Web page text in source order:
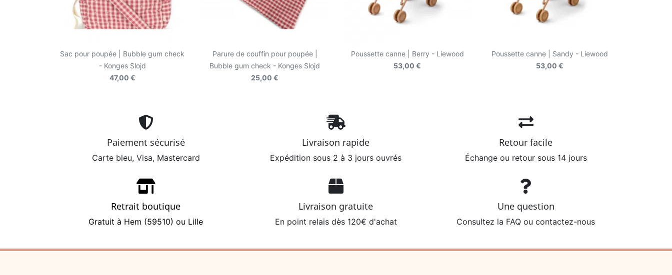
Sac pour poupée | Bubble gum check
- Konges Slojd
47,00 €
Parure de couffin pour poupée |
Bubble gum check - Konges Slojd
25,00 €
Poussette canne | Berry - Liewood
53,00 €
Poussette canne | Sandy - Liewood
53,00 €
Paiement sécurisé
Carte bleu, Visa, Mastercard
Livraison rapide
Expédition sous 2 à 3 jours ouvrés
Retour facile
Échange ou retour sous 14 jours
Retrait boutique
Gratuit à Hem (59510) ou Lille
Livraison gratuite
En point relais dès 120€ d'achat
Une question
Consultez la FAQ ou contactez-nous